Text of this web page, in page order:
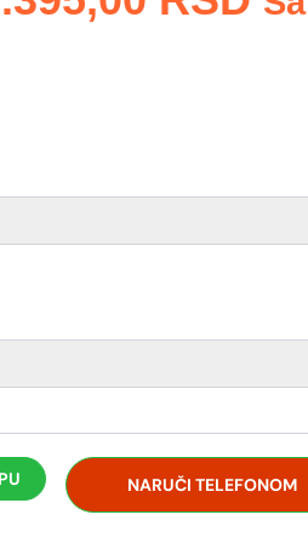
Do
NARUČI TELEFONOM